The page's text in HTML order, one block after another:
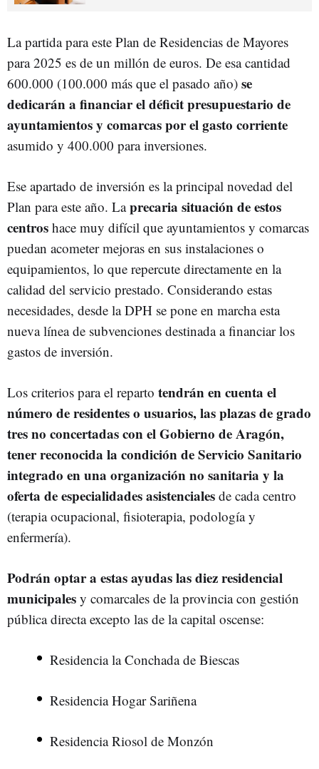
La partida para este Plan de Residencias de Mayores
para 2025 es de un millón de euros. De esa cantidad
600.000 (100.000 más que el pasado año) se
dedicarán a financiar el déficit presupuestario de
ayuntamientos y comarcas por el gasto corriente
asumido y 400.000 para inversiones.
Ese apartado de inversión es la principal novedad del
Plan para este año. Laprecaria situación de estos
centros hace muy difícil que ayuntamientos y comarcas
puedan acometer mejoras en sus instalaciones o
equipamientos, lo que repercute directamente en la
calidad del servicio prestado. Considerando estas
necesidades, desde la DPH se pone en marcha esta
nueva línea de subvenciones destinada a financiar los
gastos de inversión.
Los criterios para el reparto tendrán en cuenta el
número de residentes o usuarios, las plazas de grado
tres no concertadas con el Gobierno de Aragón,
tener reconocida la condición de Servicio Sanitario
integrado en una organización no sanitaria y la
oferta de especialidades asistenciales de cada centro
(terapia ocupacional, fisioterapia, podología y
enfermería).
Podrán optar a estas ayudas las diez residencial
municipales y comarcales de la provincia con gestión
pública directa excepto las de la capital oscense:
Residencia la Conchada de Biescas
Residencia Hogar Sariñena
Residencia Riosol de Monzón